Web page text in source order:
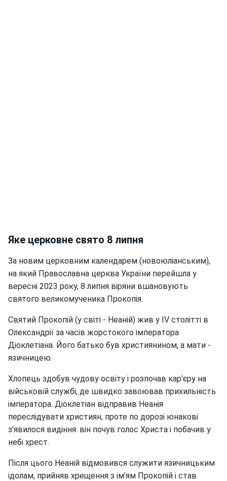
Яке церковне свято 8 липня
За новим церковним календарем (новоюліанським),
на який Православна церква України перейшла у
вересні 2023 року, 8 липня віряни вшановують
святого великомученика Прокопія.
Святий Прокопій (у світі - Неаній) жив у IV столітті в
Олександрії за часів жорстокого імператора
Діоклетіана. Його батько був християнином, а мати -
язичницею.
Хлопець здобув чудову освіту і розпочав кар'єру на
військовій службі, де швидко завоював прихильність
імператора. Діоклетіан відправив Неанія
переслідувати християн, проте по дорозі юнакові
з'явилося видіння: він почув голос Христа і побачив у
небі хрест.
Після цього Неаній відмовився служити язичницьким
ідолам, прийняв хрещення з ім'ям Прокопій і став